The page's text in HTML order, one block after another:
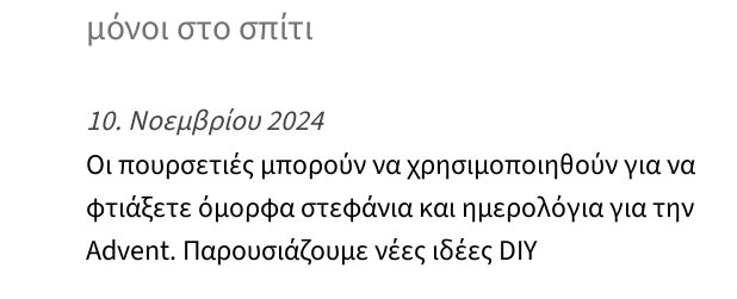
μόνοι στο σπίτι
10. Νοεμβρίου 2024
Οι πουρσετιές μπορούν να χρησιμοποιηθούν για να
φτιάξετε όμορφα στεφάνια και ημερολόγια για την
Advent. Παρουσιάζουμε νέες ιδέες DIY